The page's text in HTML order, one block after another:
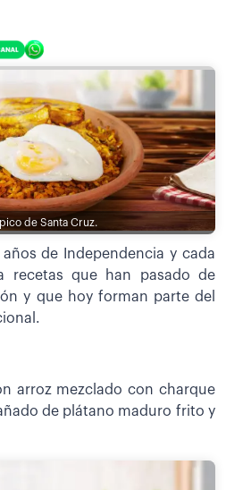
de Santa Cruz.
de Independencia y cada
recetas que han pasado de
y que hoy forman parte del
arroz mezclado con charque
de plátano maduro frito y